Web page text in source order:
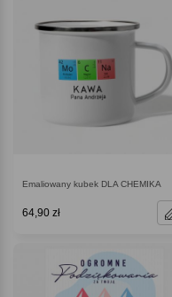
Emaliowany kubek DLA CHEMIKA
64,90 zł